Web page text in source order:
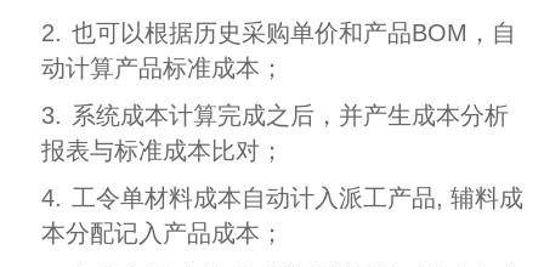
2. 也可以根据历史采购单价和产品BOM，自
动计算产品标准成本；
3. 系统成本计算完成之后，并产生成本分析
报表与标准成本比对；
4. 工令单材料成本自动计入派工产品, 辅料成
本分配记入产品成本；